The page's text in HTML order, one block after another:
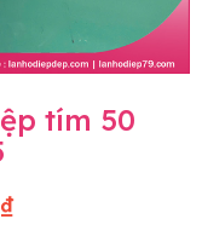
tím 50